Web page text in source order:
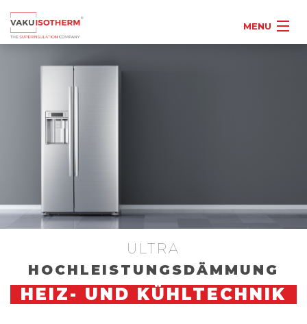
MENU
ULTRA
HOCHLEISTUNGSDÄMMUNG
HEIZ- UND KÜHLTECHNIK